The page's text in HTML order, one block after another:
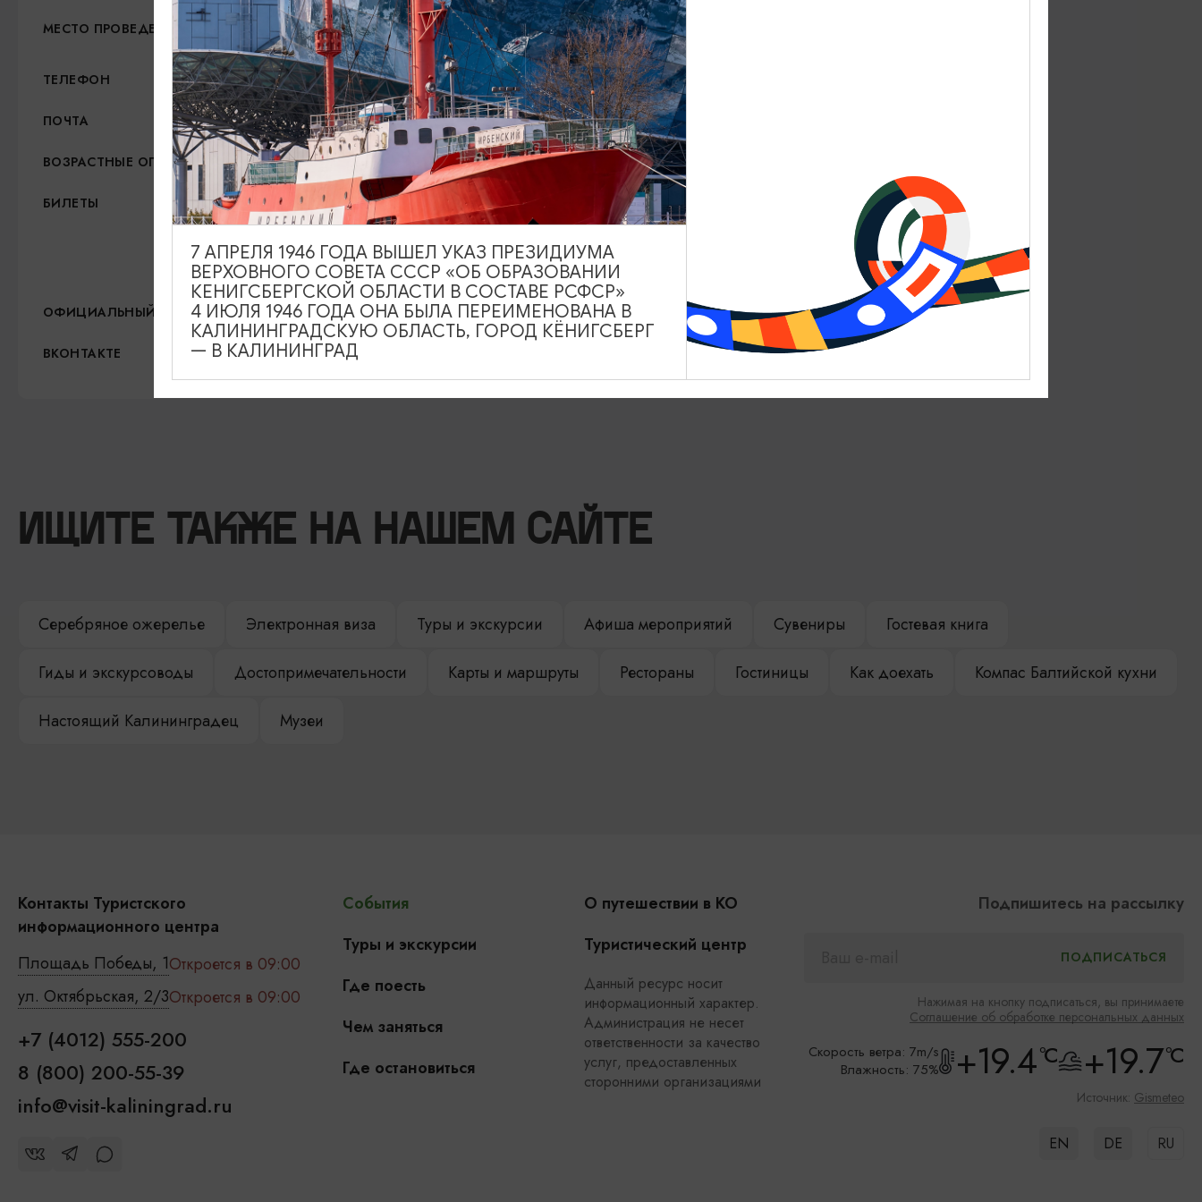
МЕСТО ПРОВЕДЕНИЯ Собор на острове Канта, ул. И. Канта, 1, Калининград Показать на карте
ТЕЛЕФОН +7 (4012) 63-17-05
ПОЧТА info@sobor39.ru
ВОЗРАСТНЫЕ ОГРАНИЧЕНИЯ 6+
БИЛЕТЫ
300 руб. школьник, студент
700 руб. взрослый
ОФИЦИАЛЬНЫЙ САЙТ http://sobor39.ru/
ВКОНТАКТЕ https://vk.com/sobor39
ИЩИТЕ ТАКЖЕ НА НАШЕМ САЙТЕ
Серебряное ожерелье Электронная виза Туры и экскурсии Афиша мероприятий Сувениры Гостевая книга
Гиды и экскурсоводы Достопримечательности Карты и маршруты Рестораны Гостиницы Как доехать Компас Балтийской кухни
Настоящий Калининградец Музеи
Контакты Туристского
информационного центра
Площадь Победы, 1Откроется в 09:00
ул. Октябрьская, 2/3Откроется в 09:00
+7 (4012) 555-200
8 (800) 200-55-39
info@visit-kaliningrad.ru
События
Туры и экскурсии
Где поесть
Чем заняться
Где остановиться
О путешествии в КО
Туристический центр
Данный ресурс носит
информационный характер.
Администрация не несет
ответственности за качество
услуг, предоставленных
сторонними организациями
Подпишитесь на рассылку
Нажимая на кнопку подписаться, вы принимаете
Соглашение об обработке персональных данных
Скорость ветра: 7m/s
Влажность: 75%
+19.4°C +19.7°C
Источник: Gismeteo
EN DE RU
7 АПРЕЛЯ 1946 ГОДА ВЫШЕЛ УКАЗ ПРЕЗИДИУМА
ВЕРХОВНОГО СОВЕТА СССР «ОБ ОБРАЗОВАНИИ
КЕНИГСБЕРГСКОЙ ОБЛАСТИ В СОСТАВЕ РСФСР»
4 ИЮЛЯ 1946 ГОДА ОНА БЫЛА ПЕРЕИМЕНОВАНА В
КАЛИНИНГРАДСКУЮ ОБЛАСТЬ, ГОРОД КЁНИГСБЕРГ
— В КАЛИНИНГРАД